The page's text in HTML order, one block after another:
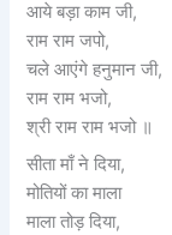
आये बड़ा काम जी,
राम राम जपो,
चले आएंगे हनुमान जी,
राम राम भजो,
श्री राम राम भजो ॥
सीता माँ ने दिया,
मोतियों का माला
माला तोड़ दिया,